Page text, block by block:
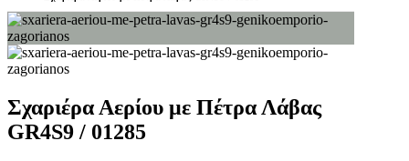
Σχαριέρα Αερίου με Πέτρα Λάβας
GR4S9 / 01285